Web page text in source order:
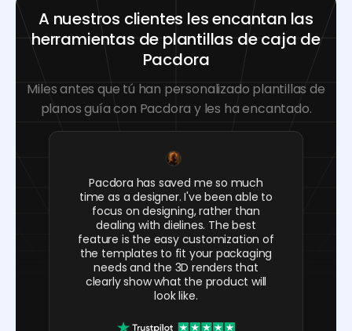
A nuestros clientes les encantan las
herramientas de plantillas de caja de
Pacdora
Miles antes que tú han personalizado plantillas de
planos guía con Pacdora y les ha encantado.
Pacdora has saved me so much
time as a designer. I've been able to
focus on designing, rather than
dealing with dielines. The best
feature is the easy customization of
the templates to fit your packaging
needs and the 3D renders that
clearly show what the product will
look like.